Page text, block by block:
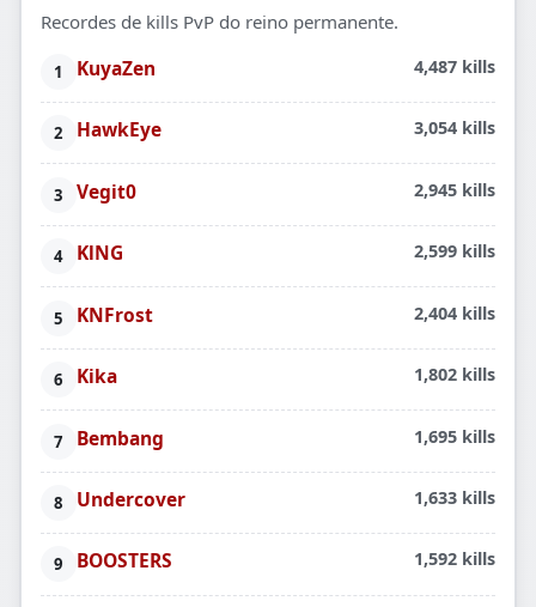
Recordes de kills PvP do reino permanente.
KuyaZen 4,487 kills
HawkEye 3,054 kills
Vegit0 2,945 kills
KlNG 2,599 kills
KNFrost 2,404 kills
Kika 1,802 kills
Bembang 1,695 kills
Undercover 1,633 kills
BOOSTERS 1,592 kills